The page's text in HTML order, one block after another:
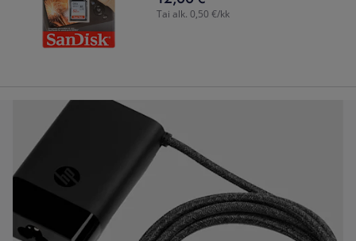
Tai alk. 0,50 €/kk